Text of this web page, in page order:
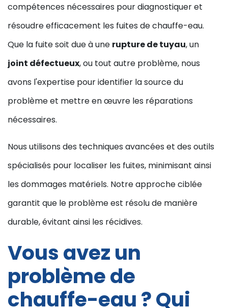
compétences nécessaires pour diagnostiquer et
résoudre efficacement les fuites de chauffe-eau.
Que la fuite soit due à une rupture de tuyau, un
joint défectueux, ou tout autre problème, nous
avons l'expertise pour identifier la source du
problème et mettre en œuvre les réparations
nécessaires.
Nous utilisons des techniques avancées et des outils
spécialisés pour localiser les fuites, minimisant ainsi
les dommages matériels. Notre approche ciblée
garantit que le problème est résolu de manière
durable, évitant ainsi les récidives.
Vous avez un
problème de
chauffe-eau ? Qui